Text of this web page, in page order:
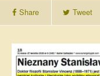
Share Tweet